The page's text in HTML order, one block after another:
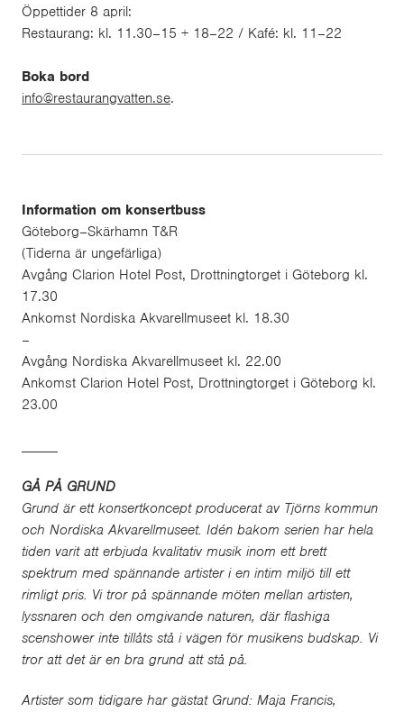
Öppettider 8 april:
Restaurang: kl. 11.30–15 + 18–22 / Kafé: kl. 11–22
Boka bord
info@restaurangvatten.se.
Information om konsertbuss
Göteborg–Skärhamn T&R
(Tiderna är ungefärliga)
Avgång Clarion Hotel Post, Drottningtorget i Göteborg kl.
17.30
Ankomst Nordiska Akvarellmuseet kl. 18.30
–
Avgång Nordiska Akvarellmuseet kl. 22.00
Ankomst Clarion Hotel Post, Drottningtorget i Göteborg kl.
23.00
GÅ PÅ GRUND
Grund är ett konsertkoncept producerat av Tjörns kommun
och Nordiska Akvarellmuseet. Idén bakom serien har hela
tiden varit att erbjuda kvalitativ musik inom ett brett
spektrum med spännande artister i en intim miljö till ett
rimligt pris. Vi tror på spännande möten mellan artisten,
lyssnaren och den omgivande naturen, där flashiga
scenshower inte tillåts stå i vägen för musikens budskap. Vi
tror att det är en bra grund att stå på.
Artister som tidigare har gästat Grund: Maja Francis,